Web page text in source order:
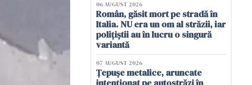
06 AUGUST 2026
Român, găsit mort pe stradă în
Italia. NU era un om al străzii, iar
polițiștii au în lucru o singură
variantă
07 AUGUST 2026
Țepușe metalice, aruncate